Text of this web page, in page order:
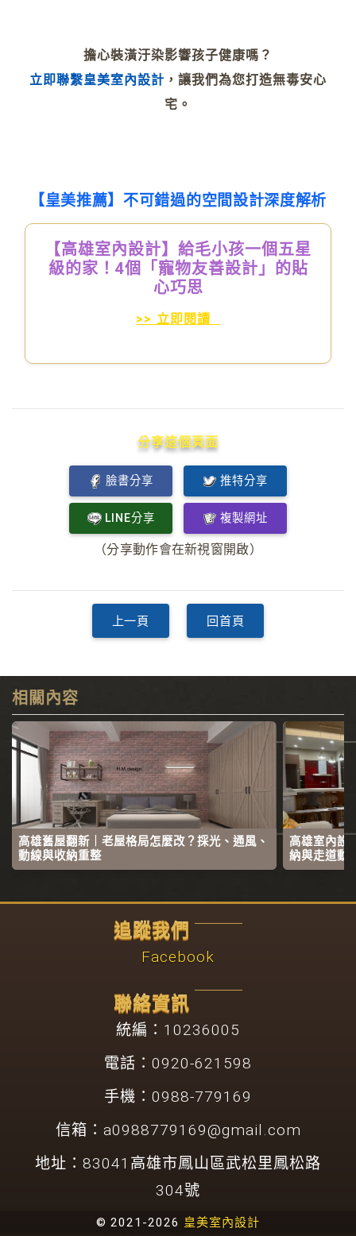
擔心裝潢汙染影響孩子健康嗎？
立即聯繫皇美室內設計 ，讓我們為您打造無毒安心
宅。
【皇美推薦】不可錯過的空間設計深度解析
【高雄室內設計】給毛小孩一個五星
級的家！4個「寵物友善設計」的貼
心巧思
>> 立即閱讀
分享這個頁面
臉書分享 推特分享
LINE分享 複製網址
（分享動作會在新視窗開啟）
上一頁 回首頁
相關內容
高雄舊屋翻新｜老屋格局怎麼改？採光、通風、
動線與收納重整
高雄室內設
納與走道動
聯絡資訊
統編：10236005
電話：0920-621598
手機：0988-779169
信箱： a0988779169@gmail.com
地址：83041高雄市鳳山區武松里鳳松路
304號
追蹤我們
Facebook
© 2021-2026 皇美室內設計